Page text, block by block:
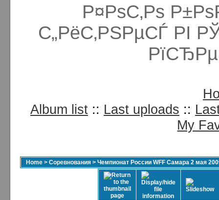
Р¤РѕС‚Рѕ
С„РёС‚РЅРµСЃ РІ
Album list :: Last uploads ::
My
Home > Соревнования > Чемпионат России WFF Самара 2 мая